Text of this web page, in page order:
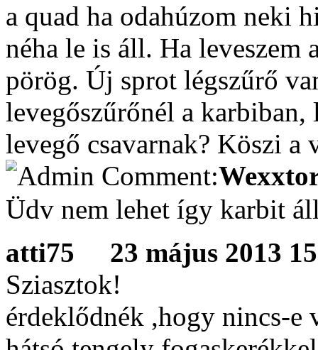
a quad ha odahúzom neki
néha le is áll. Ha leveszem
pörög. Új sprot légszűrő
levegőszűrőnél a
levegő csavarnak? Köszi a
Üdv nem lehet így karbit
atti75
23 május 2013
Sziasztok!
érdeklődnék ,hogy nincs-e